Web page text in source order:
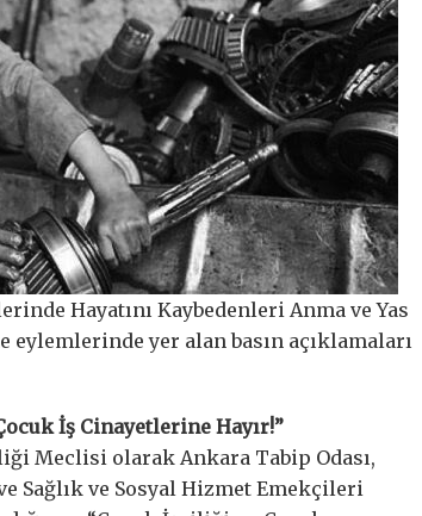
Hayatını Kaybedenleri Anma ve Yas
yer alan basın açıklamaları
İş Cinayetlerine Hayır!”
Meclisi olarak Ankara Tabip Odası,
Sağlık ve Sosyal Hizmet Emekçileri